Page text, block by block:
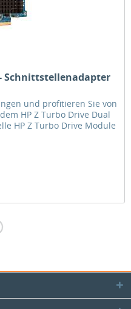
Schnittstellenadapter
und profitieren Sie von
HP Z Turbo Drive Dual
HP Z Turbo Drive Module